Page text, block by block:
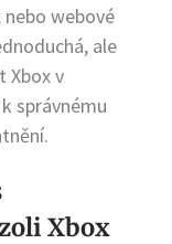
webové
ale
Xbox v
správnému
Xbox